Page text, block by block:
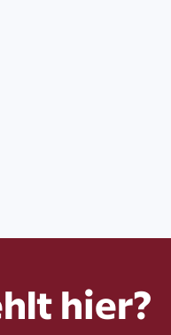
hier?